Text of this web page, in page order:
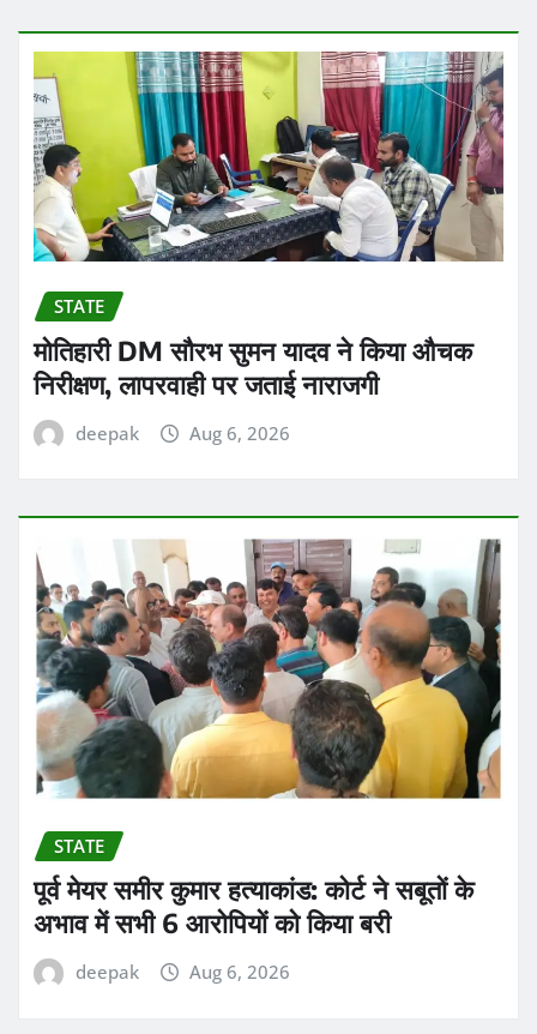
STATE
मोतिहारी DM सौरभ सुमन यादव ने किया औचक
निरीक्षण, लापरवाही पर जताई नाराजगी
deepak Aug 6, 2026
STATE
पूर्व मेयर समीर कुमार हत्याकांड: कोर्ट ने सबूतों के
अभाव में सभी 6 आरोपियों को किया बरी
deepak Aug 6, 2026